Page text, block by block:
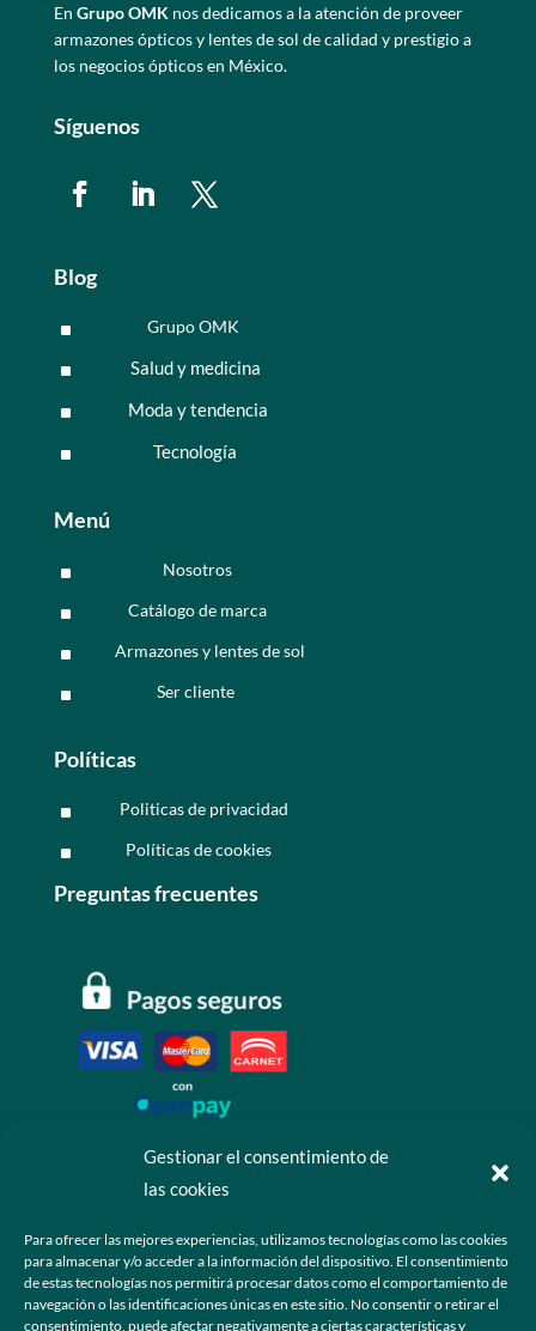
Gestionar el consentimiento de
las cookies
Para ofrecer las mejores experiencias, utilizamos tecnologías como las cookies
para almacenar y/o acceder a la información del dispositivo. El consentimiento
de estas tecnologías nos permitirá procesar datos como el comportamiento de
navegación o las identificaciones únicas en este sitio. No consentir o retirar el
consentimiento, puede afectar negativamente a ciertas características y
En Grupo OMKnos dedicamos a la atención de proveer
armazones ópticos y lentes de sol de calidad y prestigio a
los negocios ópticos en México.
Síguenos
Blog
^ Grupo OMK
^ Salud y medicina
^ Moda y tendencia
^ Tecnología
Menú
^ Nosotros
^ Catálogo de marca
^ Armazones y lentes de sol
^ Ser cliente
Políticas
^ Politicas de privacidad
^ Políticas de cookies
Preguntas frecuentes
 +52 55 6173 7725 (Ventas)
 hola@grupo-omk.com